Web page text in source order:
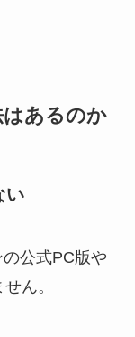
あるのか
い
公式PC版や
ん。